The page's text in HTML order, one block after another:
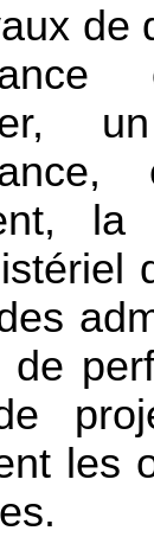
de
de
les